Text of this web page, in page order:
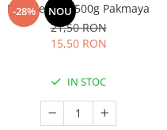
-28% NOU
Praf de copt 500g Pakmaya
21,50 RON
15,50 RON
IN STOC